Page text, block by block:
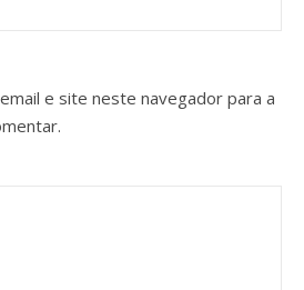
e site neste navegador para a